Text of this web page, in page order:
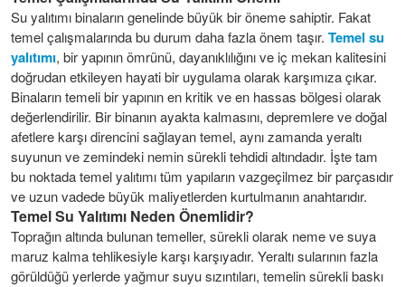
Su yalıtımı binaların genelinde büyük bir öneme sahiptir. Fakat
temel çalışmalarında bu durum daha fazla önem taşır. Temel su
yalıtımı, bir yapının ömrünü, dayanıklılığını ve iç mekan kalitesini
doğrudan etkileyen hayati bir uygulama olarak karşımıza çıkar.
Binaların temeli bir yapının en kritik ve en hassas bölgesi olarak
değerlendirilir. Bir binanın ayakta kalmasını, depremlere ve doğal
afetlere karşı direncini sağlayan temel, aynı zamanda yeraltı
suyunun ve zemindeki nemin sürekli tehdidi altındadır. İşte tam
bu noktada temel yalıtımı tüm yapıların vazgeçilmez bir parçasıdır
ve uzun vadede büyük maliyetlerden kurtulmanın anahtarıdır.
Temel Su Yalıtımı Neden Önemlidir?
Toprağın altında bulunan temeller, sürekli olarak neme ve suya
maruz kalma tehlikesiyle karşı karşıyadır. Yeraltı sularının fazla
görüldüğü yerlerde yağmur suyu sızıntıları, temelin sürekli baskı